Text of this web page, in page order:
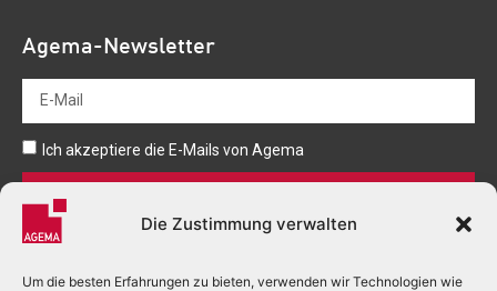
Die Zustimmung verwalten
Um die besten Erfahrungen zu bieten, verwenden wir Technologien wie
Agema-Newsletter
Ich akzeptiere die E-Mails von Agema